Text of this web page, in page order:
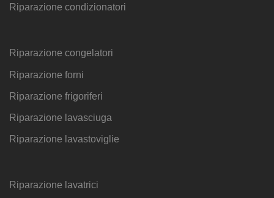
Riparazione condizionatori
Riparazione congelatori
Riparazione forni
Riparazione frigoriferi
Riparazione lavasciuga
Riparazione lavastoviglie
Riparazione lavatrici